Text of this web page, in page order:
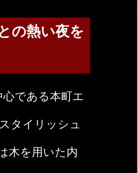
の熱い夜を
である本町エ
タイリッシュ
木を用いた内